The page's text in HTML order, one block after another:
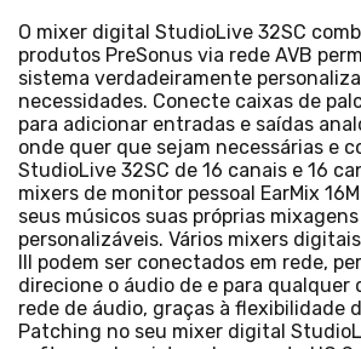
O mixer digital StudioLive 32SC
produtos PreSonus via rede AVB
sistema verdadeiramente
necessidades. Conecte caixas de
para adicionar entradas e saídas
onde quer que sejam necessárias e
StudioLive 32SC de 16 canais e 16
mixers de monitor pessoal EarMix
seus músicos suas próprias
personalizáveis. Vários mixers
III podem ser conectados em rede,
direcione o áudio de e para qualquer
rede de áudio, graças à flexibilidade
Patching no seu mixer digital